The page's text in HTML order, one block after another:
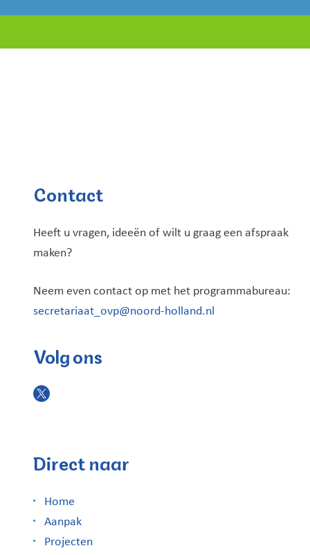
Contact
Heeft u vragen, ideeën of wilt u graag een afspraak
maken?
Neem even contact op met het programmabureau:
secretariaat_ovp@noord-holland.nl
Volg ons
Direct naar
Home
Aanpak
Projecten